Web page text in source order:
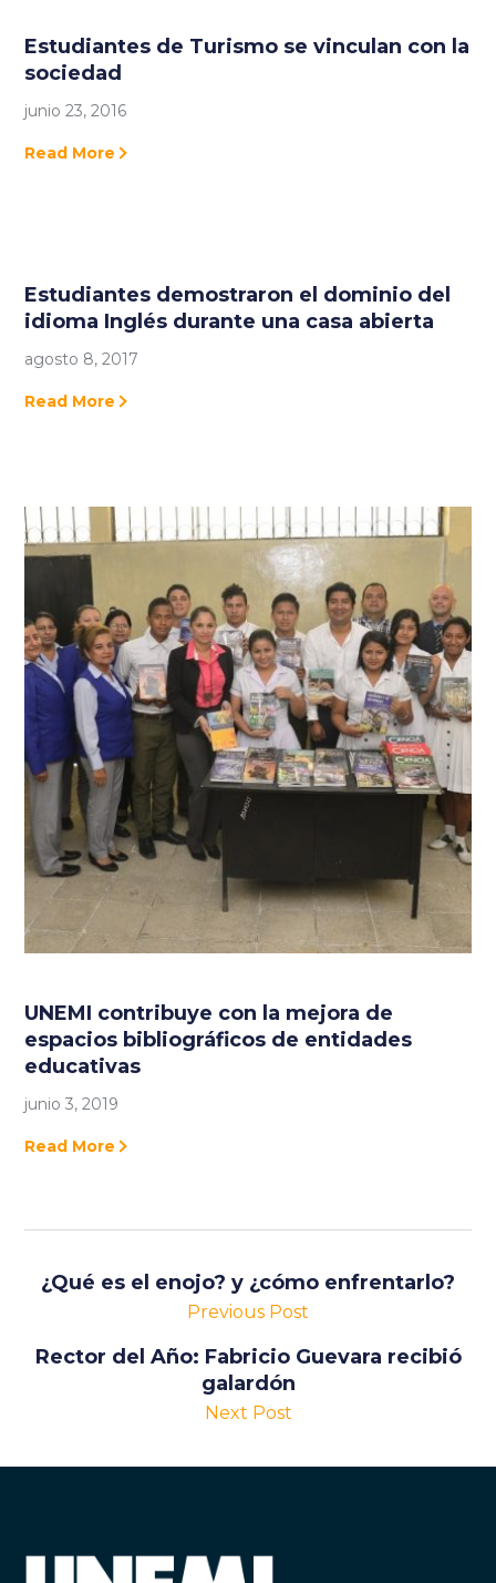
Estudiantes de Turismo se vinculan con la
sociedad
junio 23, 2016
Read More
Estudiantes demostraron el dominio del
idioma Inglés durante una casa abierta
agosto 8, 2017
Read More
UNEMI contribuye con la mejora de
espacios bibliográficos de entidades
educativas
junio 3, 2019
Read More
¿Qué es el enojo? y ¿cómo enfrentarlo?
Previous Post
Rector del Año: Fabricio Guevara recibió
galardón
Next Post